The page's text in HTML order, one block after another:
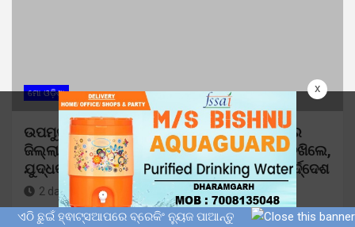
x
ମୋ ଓଡ଼ିଶା
ଉପମୁଖ୍ୟମନ୍ତ୍ରୀ ପ୍ରଭାତୀ ପରିଡାଙ୍କ ବାଲେଶ୍ୱର
ଜିଲ୍ଲା ଗସ୍ତ: ବନ୍ୟା କ୍ଷତିଗ୍ରସ୍ତ ଅଞ୍ଚଳ ବୁଲି ଦେଖିଲେ,
ଯୁଦ୍ଧକାଳୀନ ଭିତ୍ତିରେ ପୁନରୁଦ୍ଧାର ପାଇଁ ଦେଲେ ନିର୍ଦ୍ଦେଶ
2 days ago Sunil Kumar Dhangadamajhi
ଏଠି ଛୁଇଁ ହ୍ଵାଟ୍ସଆପରେ ବ୍ରେକିଂ ନ୍ୟୁଜ ପାଆନ୍ତୁ